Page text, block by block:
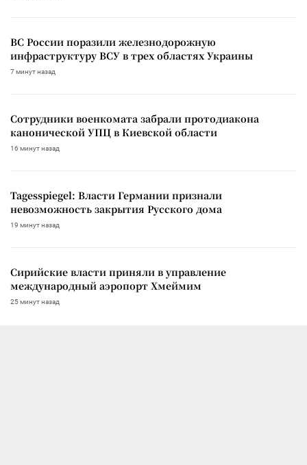
ВС России поразили железнодорожную
инфраструктуру ВСУ в трех областях Украины
7 минут назад
Сотрудники военкомата забрали протодиакона
канонической УПЦ в Киевской области
16 минут назад
Tagesspiegel: Власти Германии признали
невозможность закрытия Русского дома
19 минут назад
Сирийские власти приняли в управление
международный аэропорт Хмеймим
25 минут назад